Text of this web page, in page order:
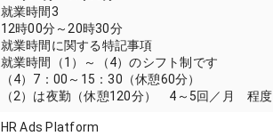
就業時間3
12時00分～20時30分
就業時間に関する特記事項
就業時間（1）～（4）のシフト制です
（4）7：00～15：30（休憩60分）
（2）は夜勤（休憩120分） 4～5回／月 程度
HR Ads Platform